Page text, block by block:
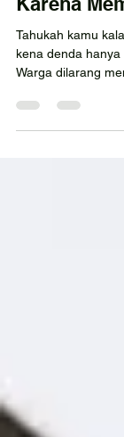
Good
Singapura
Karena
Tahukah kamu
kena denda